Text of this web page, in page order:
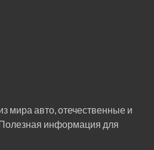
мира авто, отечественные и
информация для